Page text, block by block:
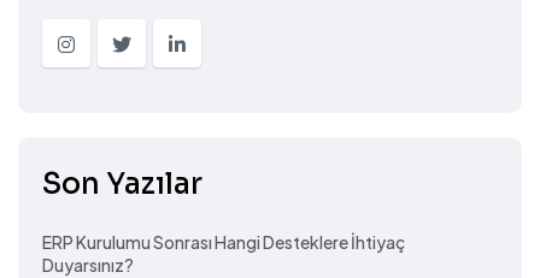
Son Yazılar
ERP Kurulumu Sonrası Hangi Desteklere İhtiyaç
Duyarsınız?